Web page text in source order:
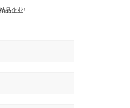
品企业!